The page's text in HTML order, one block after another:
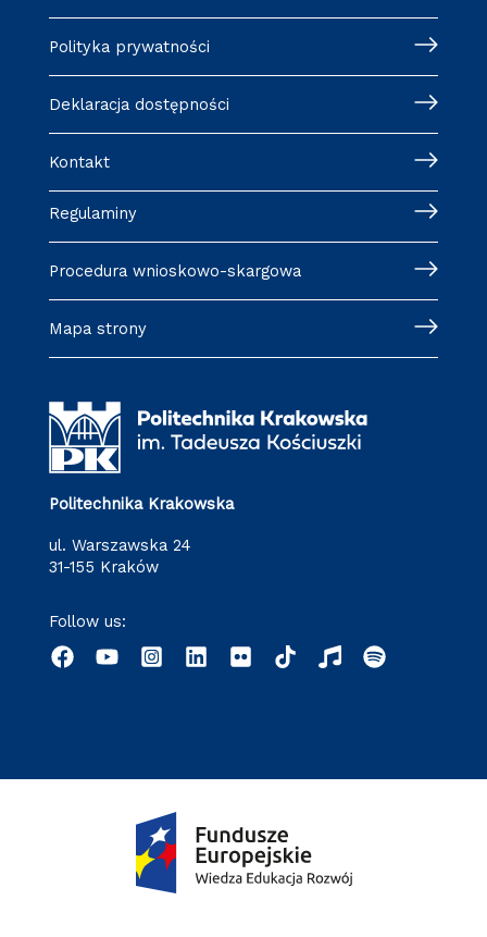
Polityka prywatności
Deklaracja dostępności
Kontakt
Regulaminy
Procedura wnioskowo-skargowa
Mapa strony
Politechnika Krakowska
ul. Warszawska 24
31-155 Kraków
Follow us: